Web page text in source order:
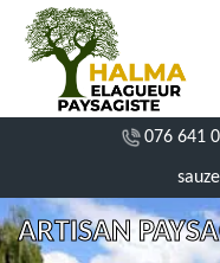
076 641
ARTISAN